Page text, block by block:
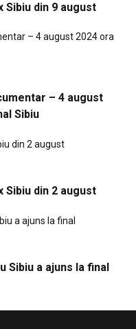
Sibiu din 9 august
– 4 august
Sibiu
Sibiu din 2 august
Sibiu a ajuns la final